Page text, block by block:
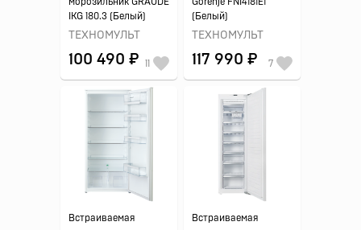
IKG 180.3 (Белый)
ТЕХНОМУЛЬТ
100 490 ₽ 11
(Белый)
ТЕХНОМУЛЬТ
117 990 ₽ 7
Встраиваемая
Встраиваемая